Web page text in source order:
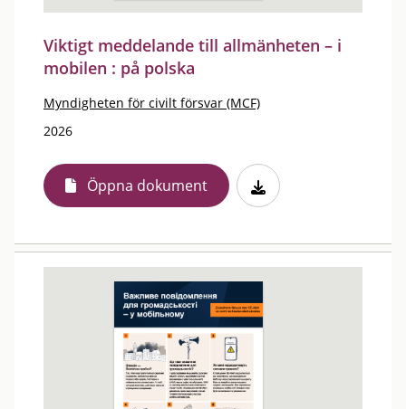
Viktigt meddelande till allmänheten – i
mobilen : på polska
Myndigheten för civilt försvar (MCF)
2026
Öppna dokument